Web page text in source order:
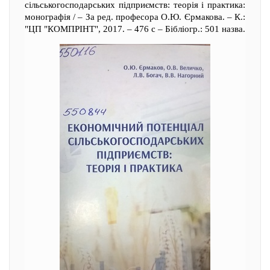
сільськогосподарських підприємств: теорія і практика:
монографія / – За ред. професора О.Ю. Єрмакова. – К.:
"ЦП "КОМПРІНТ", 2017. – 476 с – Бібліогр.: 501 назва.